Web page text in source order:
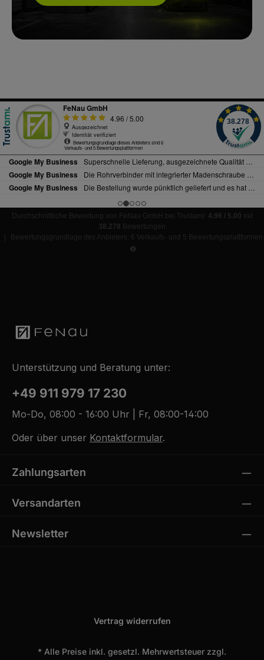
Durchschnittliche Bewertung von FeNau GmbH bei Trustami: 4.96 / 5.00 mit
38.278
Bewertungen
Bewertungsgrundlage des Anbieters: 6 Verkaufs- und 5 Bewertungsplattformen
Unterstützung und Beratung unter:
+49 911 979 17 230
Mo-Do, 08:00 - 16:00 Uhr | Fr, 08:00-14:00
Oder über unser Kontaktformular.
Zahlungsarten
Versandarten
Newsletter
Vertrag widerrufen
* Alle Preise inkl. gesetzl. Mehrwertsteuer zzgl.